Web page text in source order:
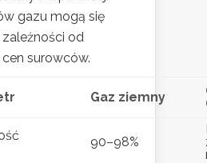
gazu mogą się
od
surowców.
Gaz ziemny
90–98%